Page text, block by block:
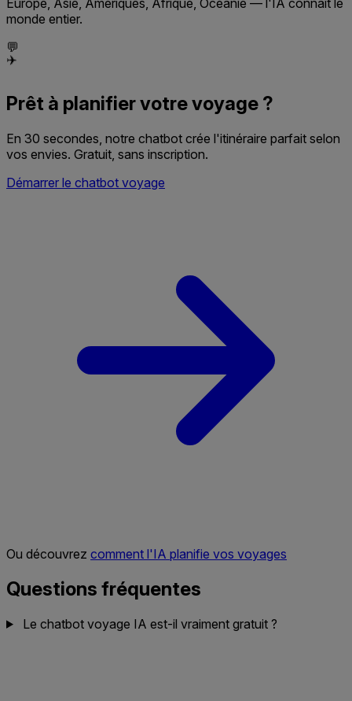
Europe, Asie, Amériques, Afrique, Océanie — l'IA connaît le
monde entier.
💬
✈️
Prêt à planifier votre voyage ?
En 30 secondes, notre chatbot crée l'itinéraire parfait selon
vos envies. Gratuit, sans inscription.
Démarrer le chatbot voyage
Ou découvrez comment l'IA planifie vos voyages
Questions fréquentes
Le chatbot voyage IA est-il vraiment gratuit ?